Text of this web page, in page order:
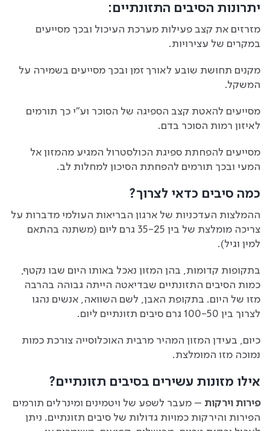
יתרונות הסיבים התזונתיים:
מזרזים את קצב פעילות מערכת העיכול ובכך מסייעים
במקרים של עצירויות.
מקנים תחושת שובע לאורך זמן ובכך מסייעים בשמירה על
המשקל.
מסייעים להאטת קצב הספיגה של הסוכר וע"י כך תורמים
לאיזון רמות הסוכר בדם.
מסייעים להפחתת ספיגת הכולסטרול המגיע מהמזון אל
המעי ובכך תורמים להפחתת הסיכון למחלות לב.
כמה סיבים כדאי לצרוך?
ההמלצות העדכניות של ארגון הבריאות העולמי מדברות על
צריכה מומלצת של בין 35-25 גרם ליום (משתנה בהתאם
למין וגיל).
בתקופות קדומות, בהן המזון נאכל באותו היום שבו נקטף,
כמות הסיבים התזונתיים שבדיאטה הייתה גבוהה בהרבה
מזו של היום. בתקופת האבן, לשם השוואה, אנשים נהגו
לצרוך בין 100-50 גרם סיבים תזונתיים ליום.
כיום, בעידן המזון המהיר מרבית האוכלוסייה צורכת כמות
נמוכה מזו המומלצת.
אילו מזונות עשירים בסיבים תזונתיים?
פירות וירקות – מעבר לשפע של ויטמינים ומינרלים תורמים
הפירות והירקות כמויות גדולות של סיבים תזונתיים. ניתן